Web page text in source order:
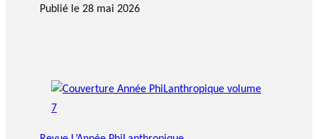
Publié le 28 mai 2026